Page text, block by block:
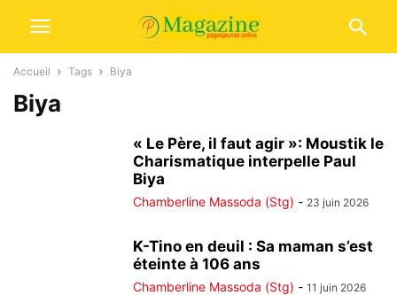
Accueil Tags Biya
Biya
« Le Père, il faut agir »: Moustik le
Charismatique interpelle Paul
Biya
Chamberline Massoda (Stg) - 23 juin 2026
K-Tino en deuil : Sa maman s’est
éteinte à 106 ans
Chamberline Massoda (Stg) - 11 juin 2026